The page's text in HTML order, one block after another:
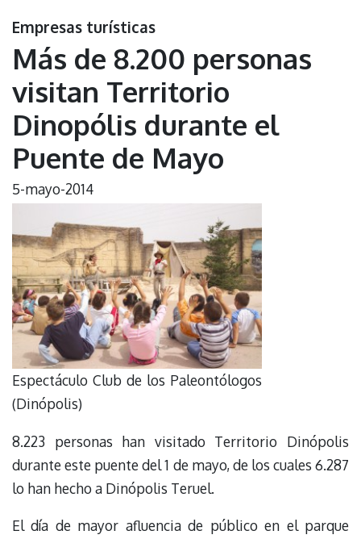
Empresas turísticas
Más de 8.200 personas
visitan Territorio
Dinopólis durante el
Puente de Mayo
5-mayo-2014
Espectáculo Club de los Paleontólogos
(Dinópolis)
8.223 personas han visitado Territorio Dinópolis
durante este puente del 1 de mayo, de los cuales 6.287
lo han hecho a Dinópolis Teruel.
El día de mayor afluencia de público en el parque